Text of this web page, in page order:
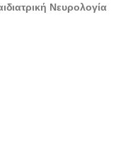
Νευρολογία